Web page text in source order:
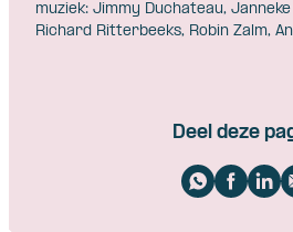
muziek: Jimmy Duchateau,
Richard Ritterbeeks, Robin Zalm,
Deel deze